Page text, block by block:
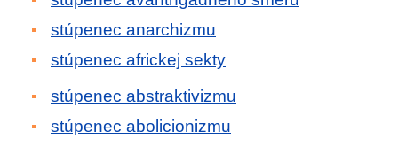
stúpenec anarchizmu
stúpenec africkej sekty
stúpenec abstraktivizmu
stúpenec abolicionizmu